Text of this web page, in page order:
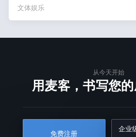
文体娱乐
从今天开始
用麦客，书写您
免费注册
企业